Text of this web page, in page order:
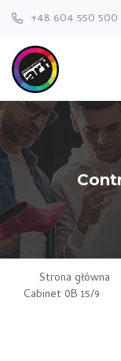
+48 604 550 500
Strona główna
Cabinet 0B 15/9